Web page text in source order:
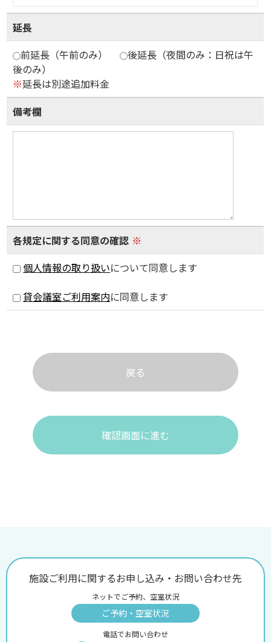
延長
前延長（午前のみ）
後延長（夜間のみ：日祝は午
後のみ）
※延長は別途追加料金
備考欄
各規定に関する同意の確認 ※
個人情報の取り扱いについて同意します
貸会議室ご利用案内に同意します
戻る
確認画面に進む
施設ご利用に関するお申し込み・お問い合わせ先
ネットでご予約、空室状況
ご予約・空室状況
電話でお問い合わせ